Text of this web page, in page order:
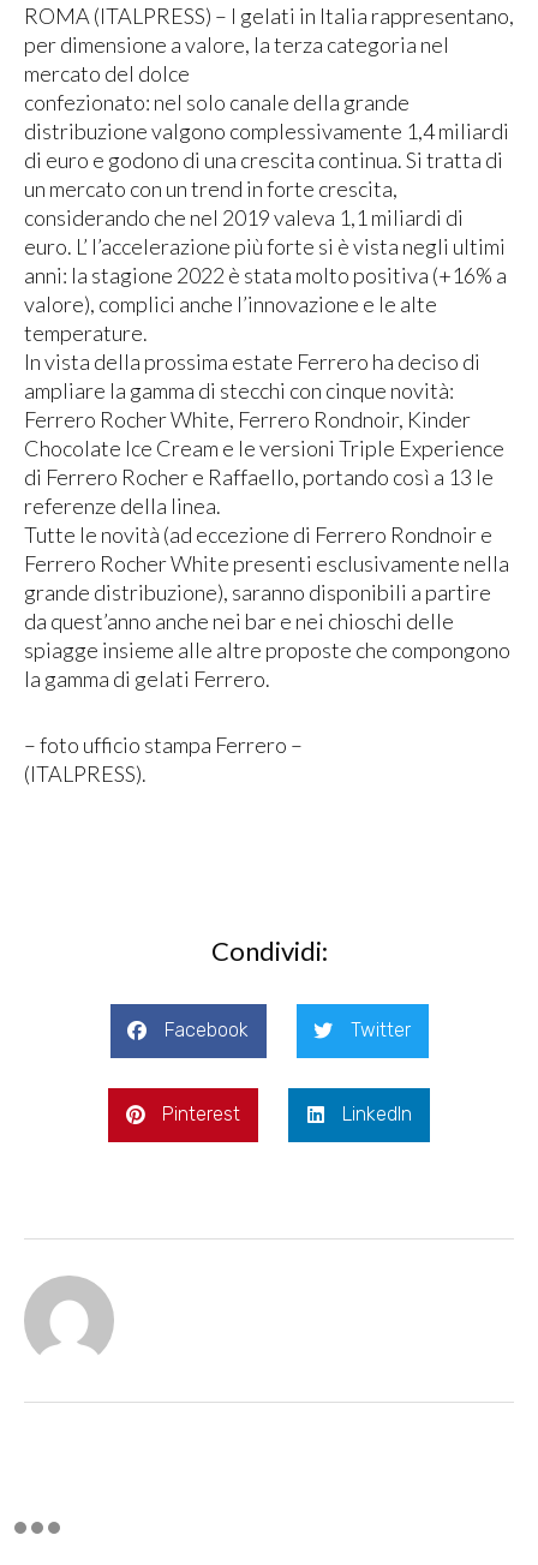
ROMA (ITALPRESS) – I gelati in Italia rappresentano,
per dimensione a valore, la terza categoria nel
mercato del dolce
confezionato: nel solo canale della grande
distribuzione valgono complessivamente 1,4 miliardi
di euro e godono di una crescita continua. Si tratta di
un mercato con un trend in forte crescita,
considerando che nel 2019 valeva 1,1 miliardi di
euro. L’ l’accelerazione più forte si è vista negli ultimi
anni: la stagione 2022 è stata molto positiva (+16% a
valore), complici anche l’innovazione e le alte
temperature.
In vista della prossima estate Ferrero ha deciso di
ampliare la gamma di stecchi con cinque novità:
Ferrero Rocher White, Ferrero Rondnoir, Kinder
Chocolate Ice Cream e le versioni Triple Experience
di Ferrero Rocher e Raffaello, portando così a 13 le
referenze della linea.
Tutte le novità (ad eccezione di Ferrero Rondnoir e
Ferrero Rocher White presenti esclusivamente nella
grande distribuzione), saranno disponibili a partire
da quest’anno anche nei bar e nei chioschi delle
spiagge insieme alle altre proposte che compongono
la gamma di gelati Ferrero.
– foto ufficio stampa Ferrero –
(ITALPRESS).
Condividi:
Facebook Twitter
Pinterest LinkedIn